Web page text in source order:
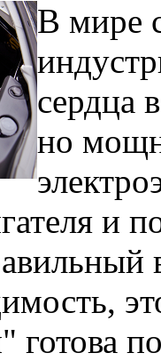
В мире
сердца
но
и
готова